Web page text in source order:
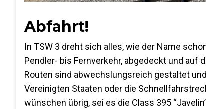
Abfahrt!
In TSW 3 dreht sich alles, wie der Name
Pendler- bis Fernverkehr, abgedeckt und auf
Routen sind abwechslungsreich gestaltet
Vereinigten Staaten oder die
wünschen übrig, sei es die Class 395